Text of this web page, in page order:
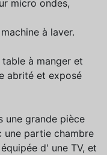
micro ondes,
à laver.
à manger et
abrité et exposé
une grande pièce
une partie chambre
d' une TV, et